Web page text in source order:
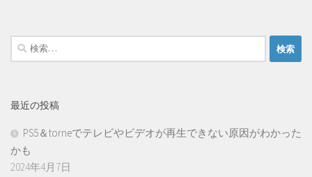
検
索:
最近の投稿
PS5＆torneでテレビやビデオが再生できない原因がわかった
かも
2024年4月7日